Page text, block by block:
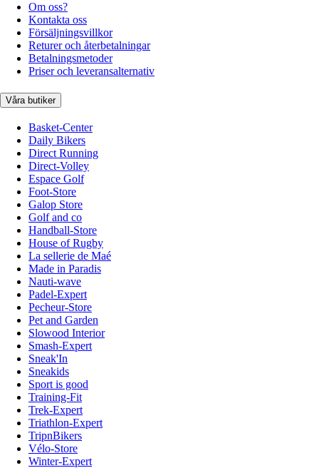
Om oss?
Kontakta oss
Försäljningsvillkor
Returer och återbetalningar
Betalningsmetoder
Priser och leveransalternativ
Våra butiker
Basket-Center
Daily Bikers
Direct Running
Direct-Volley
Espace Golf
Foot-Store
Galop Store
Golf and co
Handball-Store
House of Rugby
La sellerie de Maé
Made in Paradis
Nauti-wave
Padel-Expert
Pecheur-Store
Pet and Garden
Slowood Interior
Smash-Expert
Sneak'In
Sneakids
Sport is good
Training-Fit
Trek-Expert
Triathlon-Expert
TripnBikers
Vélo-Store
Winter-Expert